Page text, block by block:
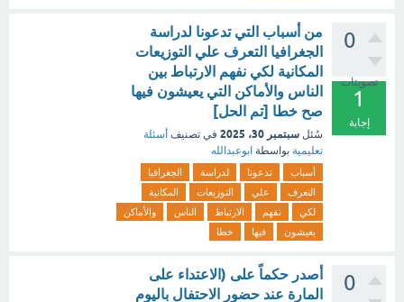
0
تصويتات
1
إجابة
من أسباب التي تدعونا لدراسة
الجغرافيا التعرف علي التوزيعات
المكانية لكي نفهم الارتباط بين
الناس والأماكن التي يعيشون فيها
صح خطا [تم الحل]
سُئل سبتمبر 30، 2025 في تصنيف أسئلة
تعليمية بواسطة ابوعبدالله
أسباب تدعونا لدراسة
الجغرافيا
التعرف
علي التوزيعات
المكانية
لكي
نفهم الارتباط الناس
والأماكن
يعيشون
فيها خطا
0
أصدر حكماً على (الاعتداء على
المارة عند حضور الاحتفال باليوم